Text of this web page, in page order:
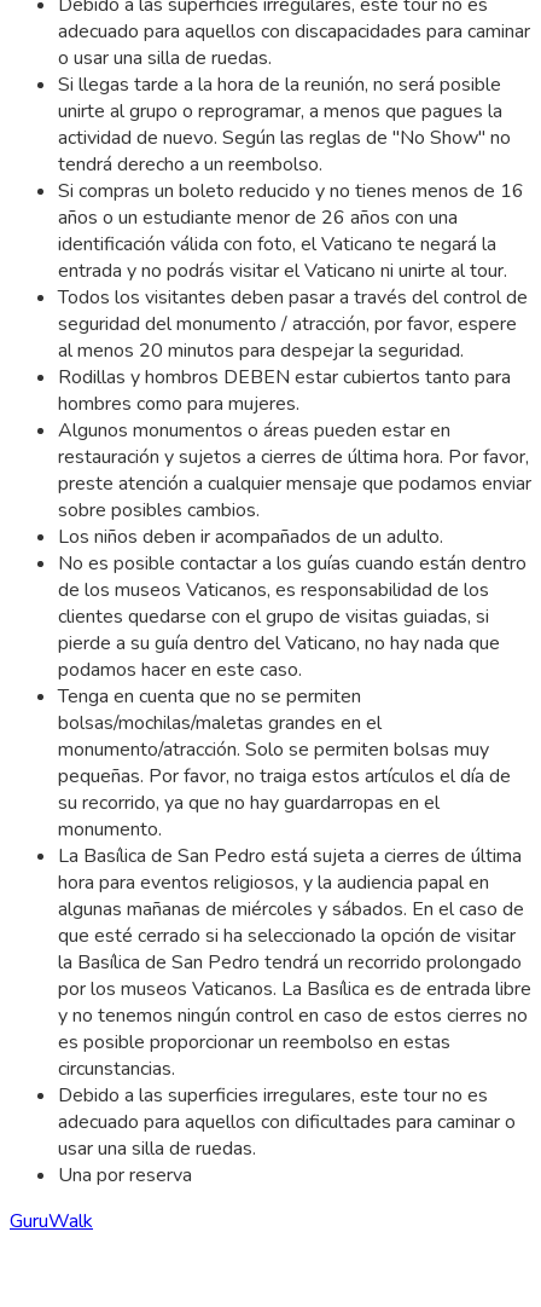
adecuado para aquellos con discapacidades para caminar
o usar una silla de ruedas.
Si llegas tarde a la hora de la reunión, no será posible
unirte al grupo o reprogramar, a menos que pagues la
actividad de nuevo. Según las reglas de "No Show" no
tendrá derecho a un reembolso.
Si compras un boleto reducido y no tienes menos de 16
años o un estudiante menor de 26 años con una
identificación válida con foto, el Vaticano te negará la
entrada y no podrás visitar el Vaticano ni unirte al tour.
Todos los visitantes deben pasar a través del control de
seguridad del monumento / atracción, por favor, espere
al menos 20 minutos para despejar la seguridad.
Rodillas y hombros DEBEN estar cubiertos tanto para
hombres como para mujeres.
Algunos monumentos o áreas pueden estar en
restauración y sujetos a cierres de última hora. Por favor,
preste atención a cualquier mensaje que podamos enviar
sobre posibles cambios.
Los niños deben ir acompañados de un adulto.
No es posible contactar a los guías cuando están dentro
de los museos Vaticanos, es responsabilidad de los
clientes quedarse con el grupo de visitas guiadas, si
pierde a su guía dentro del Vaticano, no hay nada que
podamos hacer en este caso.
Tenga en cuenta que no se permiten
bolsas/mochilas/maletas grandes en el
monumento/atracción. Solo se permiten bolsas muy
pequeñas. Por favor, no traiga estos artículos el día de
su recorrido, ya que no hay guardarropas en el
monumento.
La Basílica de San Pedro está sujeta a cierres de última
hora para eventos religiosos, y la audiencia papal en
algunas mañanas de miércoles y sábados. En el caso de
que esté cerrado si ha seleccionado la opción de visitar
la Basílica de San Pedro tendrá un recorrido prolongado
por los museos Vaticanos. La Basílica es de entrada libre
y no tenemos ningún control en caso de estos cierres no
es posible proporcionar un reembolso en estas
circunstancias.
Debido a las superficies irregulares, este tour no es
adecuado para aquellos con dificultades para caminar o
usar una silla de ruedas.
Una por reserva
GuruWalk